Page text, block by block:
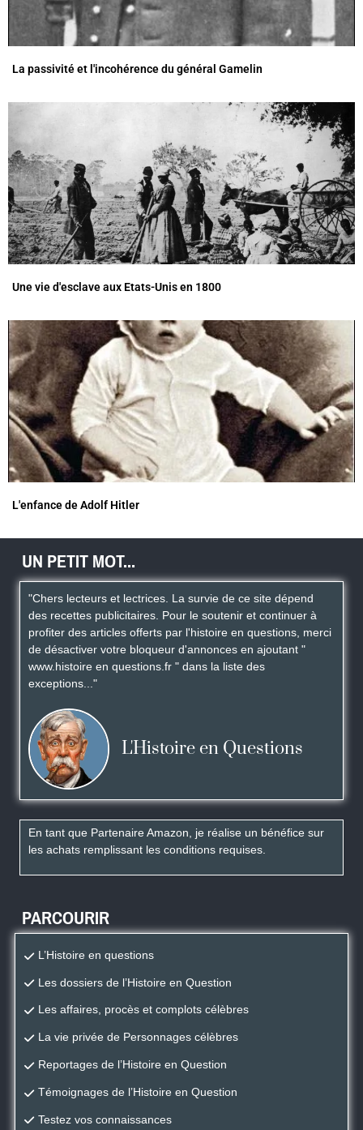
La passivité et l'incohérence du général Gamelin
Une vie d'esclave aux Etats-Unis en 1800
L'enfance de Adolf Hitler
UN PETIT MOT...
"Chers lecteurs et lectrices. La survie de ce site dépend
des recettes publicitaires. Pour le soutenir et continuer à
profiter des articles offerts par l'histoire en questions, merci
de désactiver votre bloqueur d'annonces en ajoutant "
www.histoire en questions.fr " dans la liste des
exceptions..."
L'Histoire en Questions
En tant que Partenaire Amazon, je réalise un bénéfice sur
les achats remplissant les conditions requises.
PARCOURIR
L’Histoire en questions
Les dossiers de l’Histoire en Question
Les affaires, procès et complots célèbres
La vie privée de Personnages célèbres
Reportages de l’Histoire en Question
Témoignages de l’Histoire en Question
Testez vos connaissances